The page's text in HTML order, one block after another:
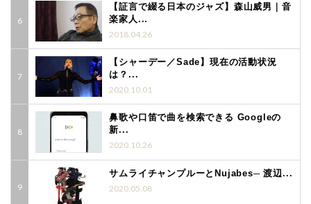
【証言で綴る日本のジャズ】森山威男｜音
楽家人...
2018.04.26
【シャーデー／Sade】現在の活動状況
は？...
2020.10.01
鼻歌や口笛で曲を検索できる Googleの
新...
2020.10.26
サムライチャンプルーとNujabes─ 渡辺...
2020.05.08